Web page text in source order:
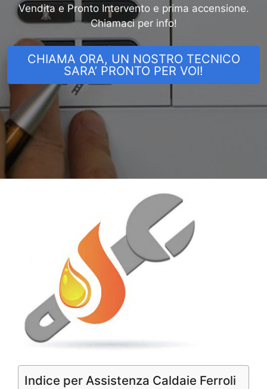
Vendita e Pronto Intervento e prima accensione.
Chiamaci per info!
CHIAMA ORA, UN NOSTRO TECNICO
SARA’ PRONTO PER VOI!
Indice per Assistenza Caldaie Ferroli